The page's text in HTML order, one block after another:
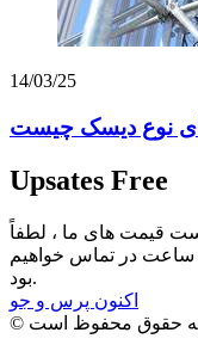
14/03/25
Upsates Free
قیمت های ما ، لطفاً
ایمیل خود را به ما واگذار کنید و ما طی 24 ساعت در تماس خواهیم
بود.
اکنون پرس و جو